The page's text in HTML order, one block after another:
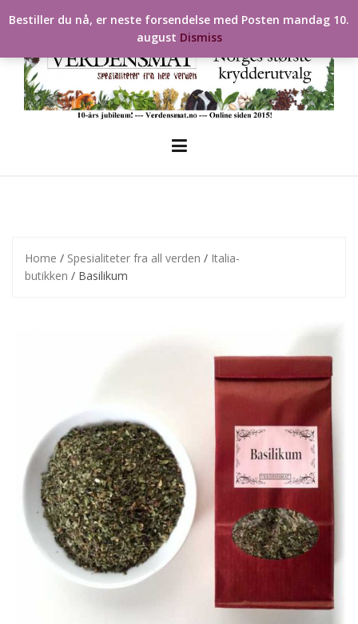
to
Home / Spesialiteter fra all verden / Italia-
butikken / Basilikum
Bestiller du nå, er neste forsendelse med Posten mandag 10.
august Dismiss